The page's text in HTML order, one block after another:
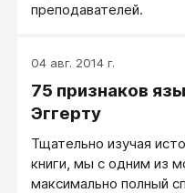
преподавателей.
04 авг. 2014 г.
75 признаков
Эггерту
Тщательно изучая
книги, мы с одним из
максимально полный